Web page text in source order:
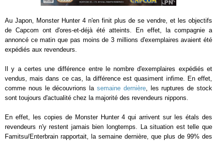
Au Japon, Monster Hunter 4 n'en finit plus de se vendre, et les objectifs
de Capcom ont d'ores-et-déjà été atteints. En effet, la compagnie a
annoncé ce matin que pas moins de 3 millions d'exemplaires avaient été
expédiés aux revendeurs.
Il y a certes une différence entre le nombre d'exemplaires expédiés et
vendus, mais dans ce cas, la différence est quasiment infime. En effet,
comme nous le découvrions la semaine dernière, les ruptures de stock
sont toujours d'actualité chez la majorité des revendeurs nippons.
En effet, les copies de Monster Hunter 4 qui arrivent sur les étals des
revendeurs n'y restent jamais bien longtemps. La situation est telle que
Famitsu/Enterbrain rapportait, la semaine dernière, que plus de 99% des